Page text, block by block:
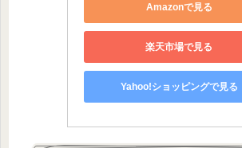
Amazonで見る
楽天市場で見る
Yahoo!ショッピングで見る